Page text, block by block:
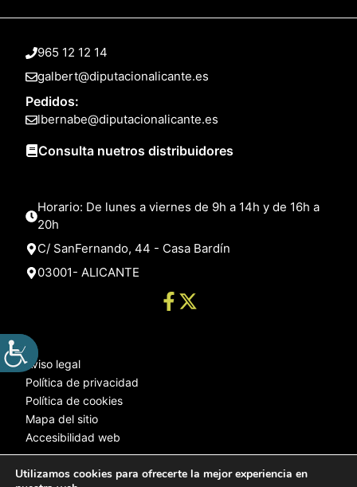
965 12 12 14
galbert@diputacionalicante.es
Pedidos:
lbernabe@diputacionalicante.es
Consulta nuetros distribuidores
Horario: De lunes a viernes de 9h a 14h y de 16h a
20h
C/ SanFernando, 44 - Casa Bardín
03001- ALICANTE
Aviso legal
Política de privacidad
Política de cookies
Mapa del sitio
Accesibilidad web
Utilizamos cookies para ofrecerte la mejor experiencia en